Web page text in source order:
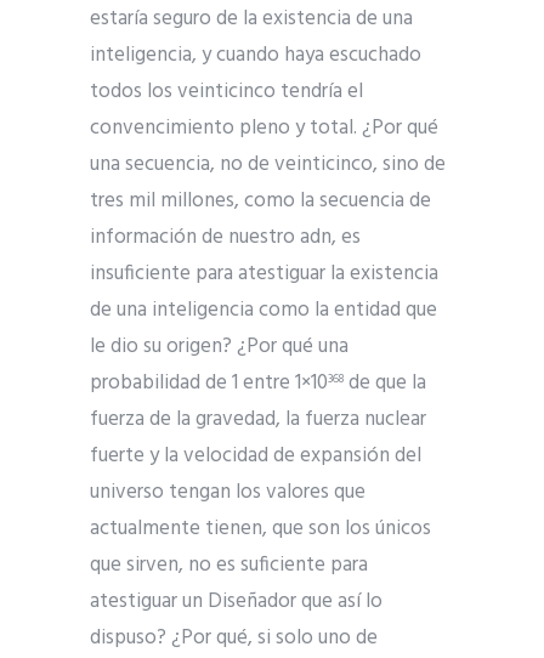
estaría seguro de la existencia de una
inteligencia, y cuando haya escuchado
todos los veinticinco tendría el
convencimiento pleno y total. ¿Por qué
una secuencia, no de veinticinco, sino de
tres mil millones, como la secuencia de
información de nuestro adn, es
insuficiente para atestiguar la existencia
de una inteligencia como la entidad que
le dio su origen? ¿Por qué una
probabilidad de 1 entre 1×10368 de que la
fuerza de la gravedad, la fuerza nuclear
fuerte y la velocidad de expansión del
universo tengan los valores que
actualmente tienen, que son los únicos
que sirven, no es suficiente para
atestiguar un Diseñador que así lo
dispuso? ¿Por qué, si solo uno de